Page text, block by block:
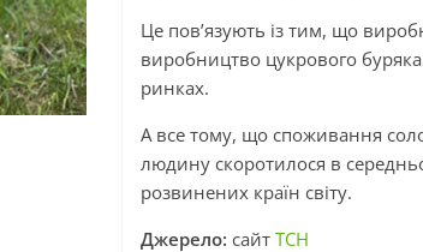
Це пов’язують із тим, що
виробництво цукрового
ринках.
А все тому, що споживання
людину скоротилося в
розвинених країн світу.
Джерело: сайт ТСН